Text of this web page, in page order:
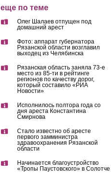
еще по теме
Олег Шалаев отпущен под
домашний арест
Фото: аппарат губернатора
Рязанской области возглавил
выходец из Челябинска
Рязанская область заняла 73-е
место из 85-ти в рейтинге
регионов по качеству дорог,
который составило «РИА
Новости»
Исполнилось полтора года со
дня ареста Константина
Смирнова
Стало известно об аресте
первого замминистра
здравоохранения Рязанской
области
Начинается благоустройство
«Тропы Паустовского» в Солотче